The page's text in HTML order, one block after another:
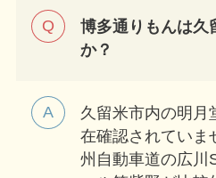
博多通りもんは久
か？
久留米市内の明月
在確認されていま
州自動車道の広川